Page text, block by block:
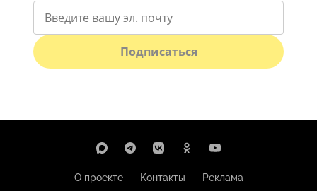
Подписаться
О проекте Контакты
Реклама